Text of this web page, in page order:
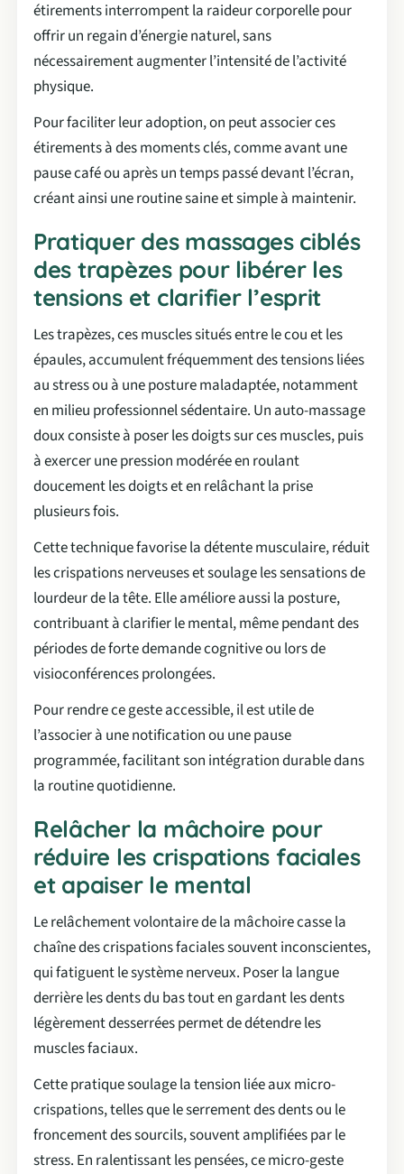
étirements interrompent la raideur corporelle pour
offrir un regain d’énergie naturel, sans
nécessairement augmenter l’intensité de l’activité
physique.
Pour faciliter leur adoption, on peut associer ces
étirements à des moments clés, comme avant une
pause café ou après un temps passé devant l’écran,
créant ainsi une routine saine et simple à maintenir.
Pratiquer des massages ciblés
des trapèzes pour libérer les
tensions et clarifier l’esprit
Les trapèzes, ces muscles situés entre le cou et les
épaules, accumulent fréquemment des tensions liées
au stress ou à une posture maladaptée, notamment
en milieu professionnel sédentaire. Un auto-massage
doux consiste à poser les doigts sur ces muscles, puis
à exercer une pression modérée en roulant
doucement les doigts et en relâchant la prise
plusieurs fois.
Cette technique favorise la détente musculaire, réduit
les crispations nerveuses et soulage les sensations de
lourdeur de la tête. Elle améliore aussi la posture,
contribuant à clarifier le mental, même pendant des
périodes de forte demande cognitive ou lors de
visioconférences prolongées.
Pour rendre ce geste accessible, il est utile de
l’associer à une notification ou une pause
programmée, facilitant son intégration durable dans
la routine quotidienne.
Relâcher la mâchoire pour
réduire les crispations faciales
et apaiser le mental
Le relâchement volontaire de la mâchoire casse la
chaîne des crispations faciales souvent inconscientes,
qui fatiguent le système nerveux. Poser la langue
derrière les dents du bas tout en gardant les dents
légèrement desserrées permet de détendre les
muscles faciaux.
Cette pratique soulage la tension liée aux micro-
crispations, telles que le serrement des dents ou le
froncement des sourcils, souvent amplifiées par le
stress. En ralentissant les pensées, ce micro-geste